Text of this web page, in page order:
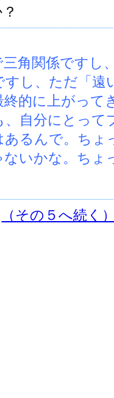
角関係ですし
し、ただ「遠
的に上がって
自分にとって
るんで。ちょ
いかな。ちょ
（その５へ続く